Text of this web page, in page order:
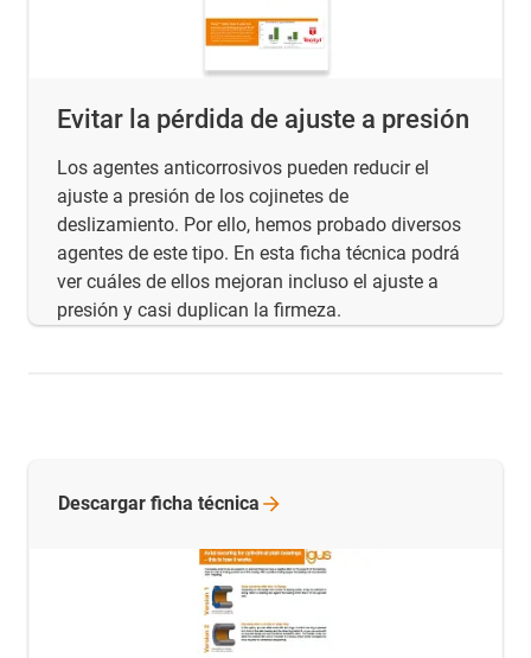
Evitar la pérdida de ajuste a presión
Los agentes anticorrosivos pueden reducir el
ajuste a presión de los cojinetes de
deslizamiento. Por ello, hemos probado diversos
agentes de este tipo. En esta ficha técnica podrá
ver cuáles de ellos mejoran incluso el ajuste a
presión y casi duplican la firmeza.
Descargar ficha técnica